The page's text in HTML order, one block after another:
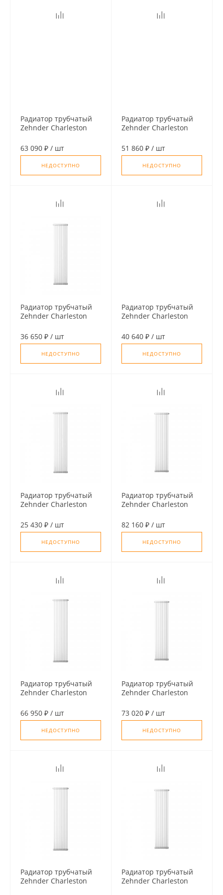
Радиатор трубчатый
Zehnder Charleston
подкл. RAL9016
(кроншт. в компл)
63 090 ₽ / шт
НЕДОСТУПНО
Радиатор трубчатый
Zehnder Charleston
подк. RAL9016 (кроншт.
в компл)
51 860 ₽ / шт
НЕДОСТУПНО
Радиатор трубчатый
Zehnder Charleston
бок.подк. RAL9016
(кроншт.в компл)
36 650 ₽ / шт
НЕДОСТУПНО
Радиатор трубчатый
Zehnder Charleston
ниж.подк. RAL9016
(кроншт. в компл)
40 640 ₽ / шт
НЕДОСТУПНО
Радиатор трубчатый
Zehnder Charleston
бок.подк. RAL9016
(кроншт.в компл)
25 430 ₽ / шт
НЕДОСТУПНО
Радиатор трубчатый
Zehnder Charleston
ниж.подк. RAL9016
(кроншт.в компл)
82 160 ₽ / шт
НЕДОСТУПНО
Радиатор трубчатый
Zehnder Charleston
бок.подк. RAL9016
(кроншт.в компл)
66 950 ₽ / шт
НЕДОСТУПНО
Радиатор трубчатый
Zehnder Charleston
ниж.подк. RAL9016
(кроншт.в компл)
73 020 ₽ / шт
НЕДОСТУПНО
Радиатор трубчатый
Zehnder Charleston
Радиатор трубчатый
Zehnder Charleston